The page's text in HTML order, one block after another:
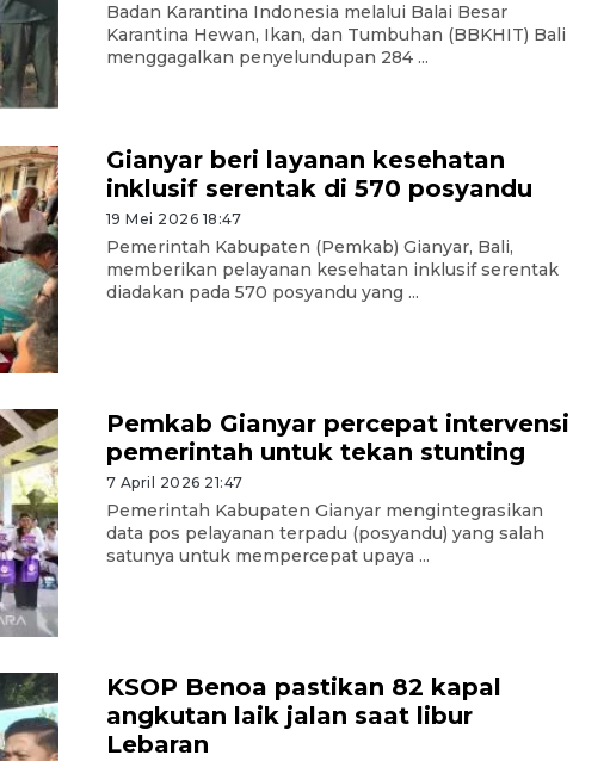
Badan Karantina Indonesia melalui Balai Besar
Karantina Hewan, Ikan, dan Tumbuhan (BBKHIT) Bali
menggagalkan penyelundupan 284 ...
Gianyar beri layanan kesehatan
inklusif serentak di 570 posyandu
19 Mei 2026 18:47
Pemerintah Kabupaten (Pemkab) Gianyar, Bali,
memberikan pelayanan kesehatan inklusif serentak
diadakan pada 570 posyandu yang ...
Pemkab Gianyar percepat intervensi
pemerintah untuk tekan stunting
7 April 2026 21:47
Pemerintah Kabupaten Gianyar mengintegrasikan
data pos pelayanan terpadu (posyandu) yang salah
satunya untuk mempercepat upaya ...
KSOP Benoa pastikan 82 kapal
angkutan laik jalan saat libur
Lebaran